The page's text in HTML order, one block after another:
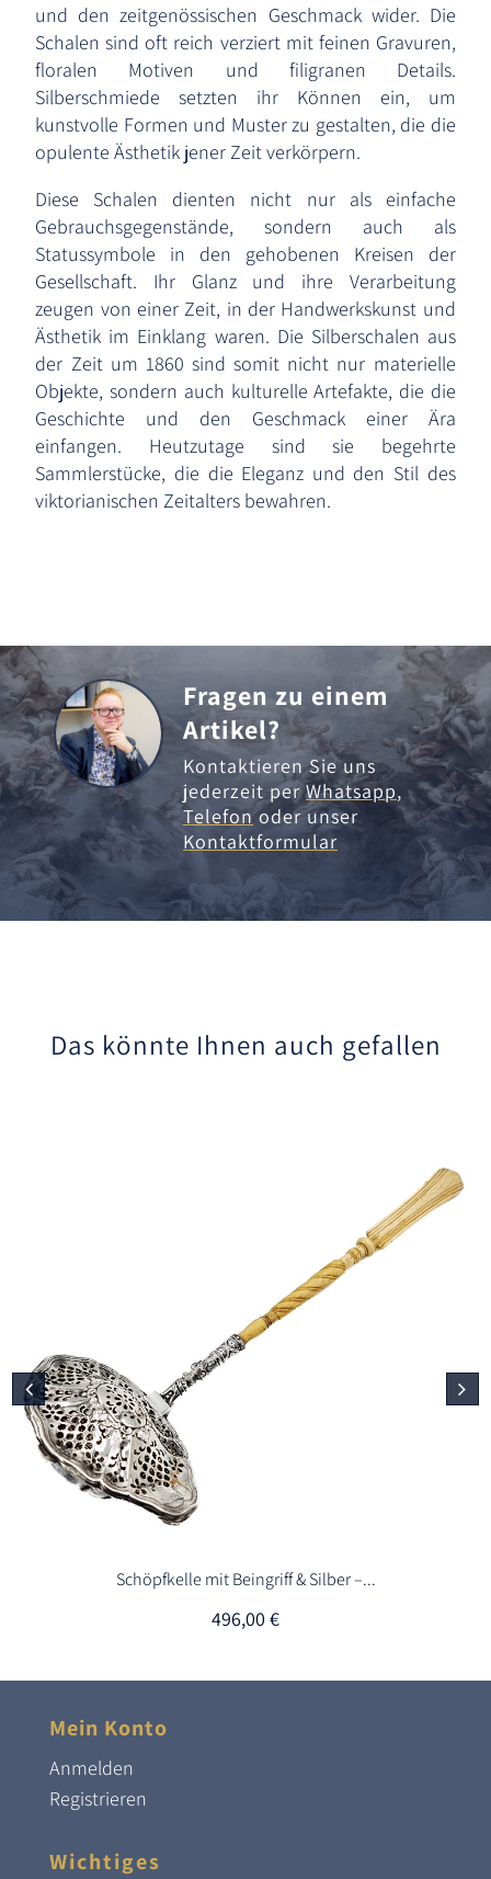
und den zeitgenössischen Geschmack wider. Die
Schalen sind oft reich verziert mit feinen Gravuren,
floralen Motiven und filigranen Details.
Silberschmiede setzten ihr Können ein, um
kunstvolle Formen und Muster zu gestalten, die die
opulente Ästhetik jener Zeit verkörpern.
Diese Schalen dienten nicht nur als einfache
Gebrauchsgegenstände, sondern auch als
Statussymbole in den gehobenen Kreisen der
Gesellschaft. Ihr Glanz und ihre Verarbeitung
zeugen von einer Zeit, in der Handwerkskunst und
Ästhetik im Einklang waren. Die Silberschalen aus
der Zeit um 1860 sind somit nicht nur materielle
Objekte, sondern auch kulturelle Artefakte, die die
Geschichte und den Geschmack einer Ära
einfangen. Heutzutage sind sie begehrte
Sammlerstücke, die die Eleganz und den Stil des
viktorianischen Zeitalters bewahren.
Fragen zu einem
Artikel?
Kontaktieren Sie uns
jederzeit perWhatsapp,
Telefonoder unser
Kontaktformular
Das könnte Ihnen auch gefallen
Schöpfkelle mit Beingriff & Silber –...
496,00€
Mein Konto
Anmelden
Registrieren
Wichtiges